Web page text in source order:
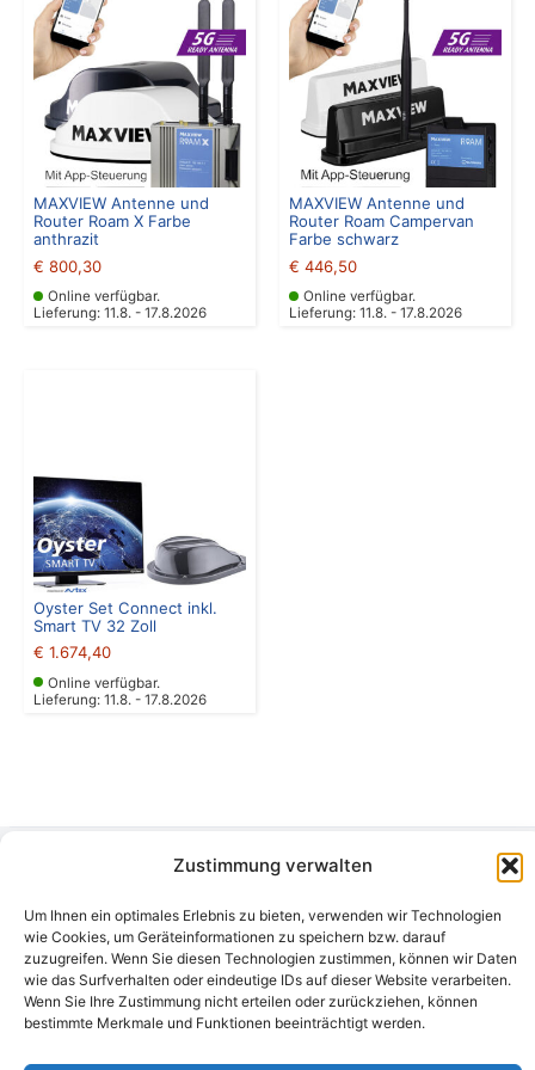
Zustimmung verwalten
Um Ihnen ein optimales Erlebnis zu bieten, verwenden wir Technologien
wie Cookies, um Geräteinformationen zu speichern bzw. darauf
zuzugreifen. Wenn Sie diesen Technologien zustimmen, können wir Daten
wie das Surfverhalten oder eindeutige IDs auf dieser Website verarbeiten.
Wenn Sie Ihre Zustimmung nicht erteilen oder zurückziehen, können
bestimmte Merkmale und Funktionen beeinträchtigt werden.
MAXVIEW Antenne und
Router Roam X Farbe
anthrazit
€ 800,30
Online verfügbar.
Lieferung: 11.8. - 17.8.2026
MAXVIEW Antenne und
Router Roam Campervan
Farbe schwarz
€ 446,50
Online verfügbar.
Lieferung: 11.8. - 17.8.2026
Oyster Set Connect inkl.
Smart TV 32 Zoll
€ 1.674,40
Online verfügbar.
Lieferung: 11.8. - 17.8.2026
Peter-Leardi-Weg 4, 8054 Graz
Steiermark / Österreich​
+43 316 225711​ •info@campingbergler.at​
Impressum
AGB
Schlichtungsstelle